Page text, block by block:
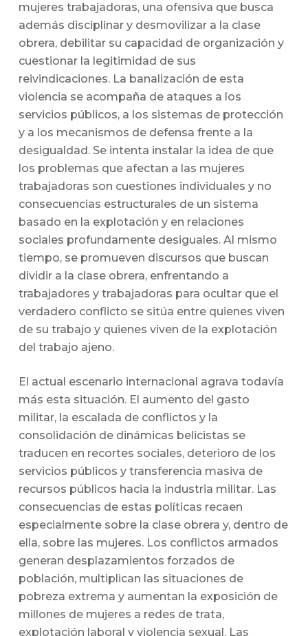
mujeres trabajadoras, una ofensiva que busca
además disciplinar y desmovilizar a la clase
obrera, debilitar su capacidad de organización y
cuestionar la legitimidad de sus
reivindicaciones. La banalización de esta
violencia se acompaña de ataques a los
servicios públicos, a los sistemas de protección
y a los mecanismos de defensa frente a la
desigualdad. Se intenta instalar la idea de que
los problemas que afectan a las mujeres
trabajadoras son cuestiones individuales y no
consecuencias estructurales de un sistema
basado en la explotación y en relaciones
sociales profundamente desiguales. Al mismo
tiempo, se promueven discursos que buscan
dividir a la clase obrera, enfrentando a
trabajadores y trabajadoras para ocultar que el
verdadero conflicto se sitúa entre quienes viven
de su trabajo y quienes viven de la explotación
del trabajo ajeno.
El actual escenario internacional agrava todavía
más esta situación. El aumento del gasto
militar, la escalada de conflictos y la
consolidación de dinámicas belicistas se
traducen en recortes sociales, deterioro de los
servicios públicos y transferencia masiva de
recursos públicos hacia la industria militar. Las
consecuencias de estas políticas recaen
especialmente sobre la clase obrera y, dentro de
ella, sobre las mujeres. Los conflictos armados
generan desplazamientos forzados de
población, multiplican las situaciones de
pobreza extrema y aumentan la exposición de
millones de mujeres a redes de trata,
explotación laboral y violencia sexual. Las